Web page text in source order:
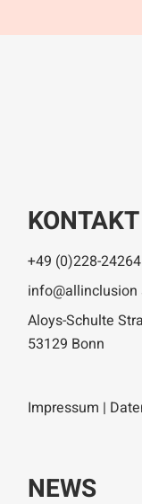
KONTAKT
+49 (0)228-
info@allinclusion
Aloys-Schulte
53129 Bonn
Impressum |
NEWS